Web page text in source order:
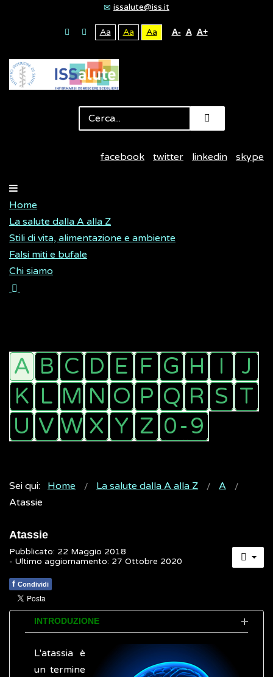
issalute@iss.it
Aa Aa Aa A- A A+
facebook twitter linkedin skype
Home
La salute dalla A alla Z
Stili di vita, alimentazione e ambiente
Falsi miti e bufale
Chi siamo
Sei qui: Home La salute dalla A alla Z
A
Atassie
Atassie
Pubblicato: 22 Maggio 2018
- Ultimo aggiornamento: 27 Ottobre 2020
f Condividi
INTRODUZIONE
L'atassia è
un termine